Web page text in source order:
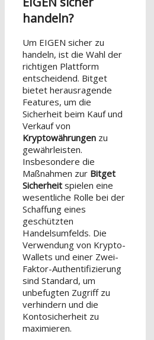
handeln?
Um EIGEN sicher zu
handeln, ist die Wahl der
richtigen Plattform
entscheidend. Bitget
bietet herausragende
Features, um die
Sicherheit beim Kauf und
Verkauf von
Kryptowährungen zu
gewährleisten.
Insbesondere die
Maßnahmen zur Bitget
Sicherheit spielen eine
wesentliche Rolle bei der
Schaffung eines
geschützten
Handelsumfelds. Die
Verwendung von Krypto-
Wallets und einer Zwei-
Faktor-Authentifizierung
sind Standard, um
unbefugten Zugriff zu
verhindern und die
Kontosicherheit zu
maximieren.